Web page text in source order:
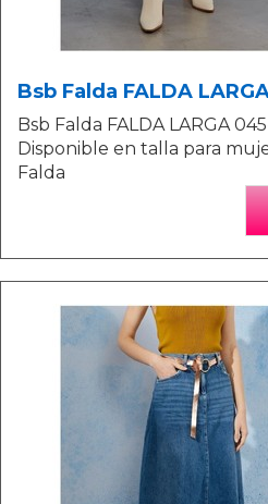
Bsb Falda FALDA
Bsb Falda FALDA LARGA
Disponible en talla para
Falda